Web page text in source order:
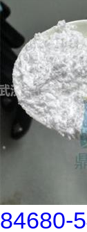
84680-